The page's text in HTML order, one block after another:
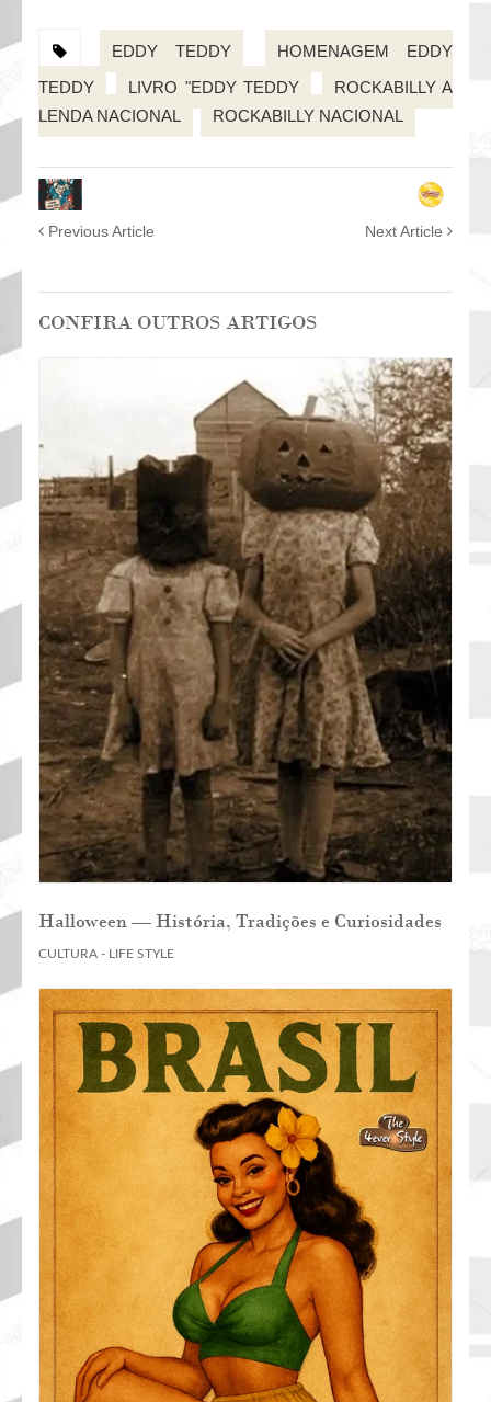
EDDY TEDDY
HOMENAGEM EDDY
TEDDY
LIVRO "EDDY TEDDY
ROCKABILLY A
LENDA NACIONAL
ROCKABILLY NACIONAL
Previous Article Next Article
CONFIRA OUTROS ARTIGOS
Halloween — História, Tradições e Curiosidades
CULTURA - LIFE STYLE